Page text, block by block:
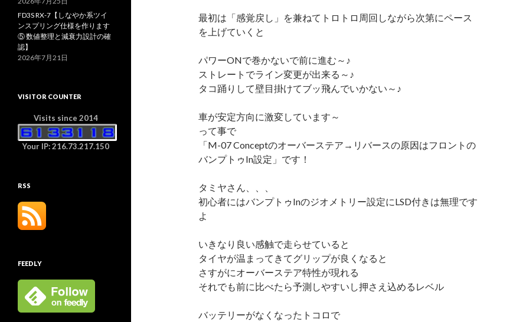
最初は「感覚戻し」を兼ねてトロトロ周回しながら次第にペース
を上げていくと
パワーONで巻かないで前に進む～♪
ストレートでライン変更が出来る～♪
タコ踊りして壁目掛けてブッ飛んでいかない～♪
車が安定方向に激変しています～
って事で
「M-07 Conceptのオーバーステア→リバースの原因はフロントの
バンプトゥIn設定」です！
タミヤさん、、、
初心者にはバンプトゥInのジオメトリー設定にLSD付きは無理です
よ
いきなり良い感触で走らせていると
タイヤが温まってきてグリップが良くなると
さすがにオーバーステア特性が現れる
それでも前に比べたら予測しやすいし押さえ込めるレベル
バッテリーがなくなったトコロで
FD3S RX-7【しなやか系ツイ
ンスプリング仕様を作ります
⑤ 数値整理と減衰力設計の確
認】
2026年7月21日
VISITOR COUNTER
Visits since 2014
Your IP: 216.73.217.150
RSS
FEEDLY